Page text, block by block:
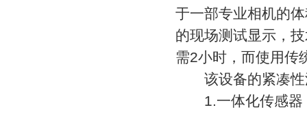
于一部专业相机的
的现场测试显示，
需2小时，而使用传
该设备的紧凑性
1.一体化传感器：